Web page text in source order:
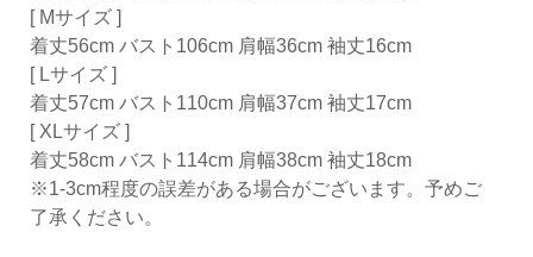
[ Mサイズ ]
着丈56cm バスト106cm 肩幅36cm 袖丈16cm
[ Lサイズ ]
着丈57cm バスト110cm 肩幅37cm 袖丈17cm
[ XLサイズ ]
着丈58cm バスト114cm 肩幅38cm 袖丈18cm
※1-3cm程度の誤差がある場合がございます。予めご
了承ください。